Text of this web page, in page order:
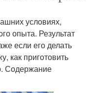
условиях,
опыта. Результат
если его делать
как приготовить
Содержание